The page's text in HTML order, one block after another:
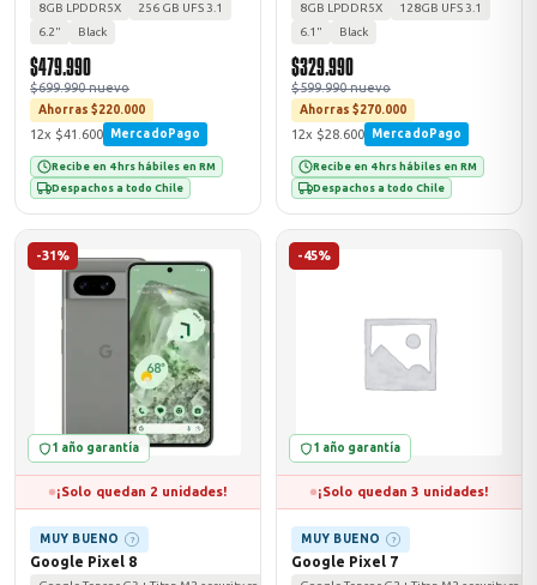
8GB LPDDR5X
256 GB UFS 3.1
6.2"
Black
$479.990
$699.990 nuevo
Ahorras $220.000
12x $41.600 MercadoPago
Recibe en 4 hrs hábiles en RM
Despachos a todo Chile
8GB LPDDR5X
128GB UFS 3.1
6.1"
Black
$329.990
$599.990 nuevo
Ahorras $270.000
12x $28.600 MercadoPago
Recibe en 4 hrs hábiles en RM
Despachos a todo Chile
-31%
1 año garantía
¡Solo quedan 2 unidades!
MUY BUENO ?
Google Pixel 8
-45%
1 año garantía
¡Solo quedan 3 unidades!
MUY BUENO ?
Google Pixel 7